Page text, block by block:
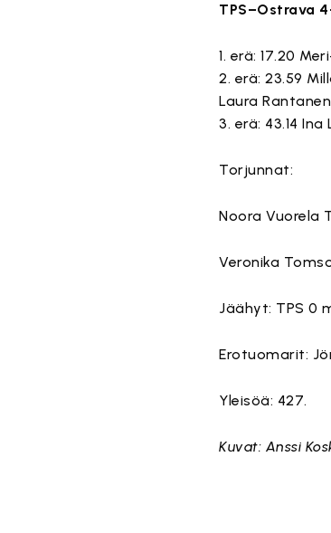
TPS–Ostrava
1. erä: 17.20
2. erä: 23.59
Laura
3. erä: 43.14
Torjunnat:
Noora Vuorela
Veronika
Jäähyt: TPS 0
Erotuomarit:
Yleisöä: 427.
Kuvat: Anssi